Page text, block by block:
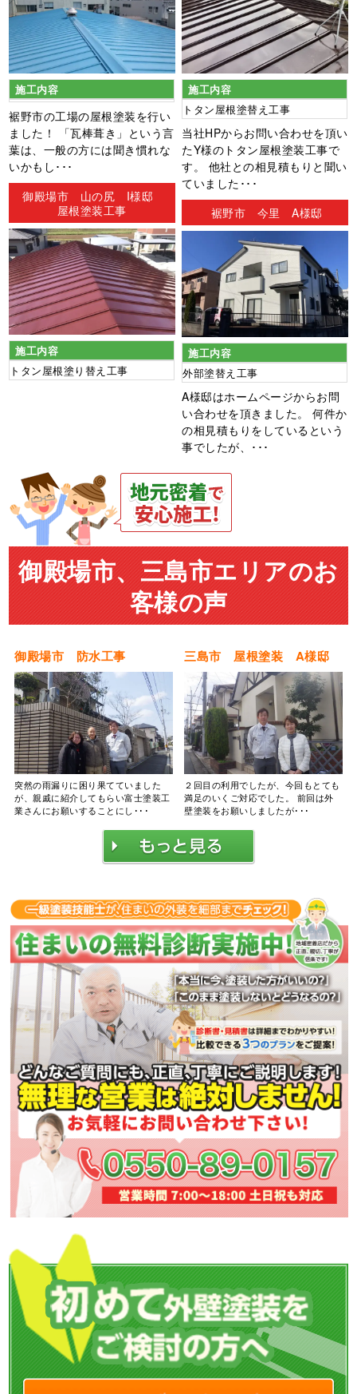
施工内容
裾野市の工場の屋根塗装を行い
ました！ 「瓦棒葺き」という言
葉は、一般の方には聞き慣れな
いかもし･･･
施工内容
トタン屋根塗替え工事
当社HPからお問い合わせを頂い
たY様のトタン屋根塗装工事で
す。 他社との相見積もりと聞い
ていました･･･
御殿場市 山の尻 I様邸
屋根塗装工事
施工内容
トタン屋根塗り替え工事
裾野市 今里 A様邸
施工内容
外部塗替え工事
A様邸はホームページからお問
い合わせを頂きました。 何件か
の相見積もりをしているという
事でしたが、･･･
御殿場市、三島市エリアのお
客様の声
御殿場市 防水工事
突然の雨漏りに困り果てていました
が、親戚に紹介してもらい富士塗装工
業さんにお願いすることにし･･･
三島市 屋根塗装 A様邸
２回目の利用でしたが、今回もとても
満足のいくご対応でした。 前回は外
壁塗装をお願いしましたが･･･